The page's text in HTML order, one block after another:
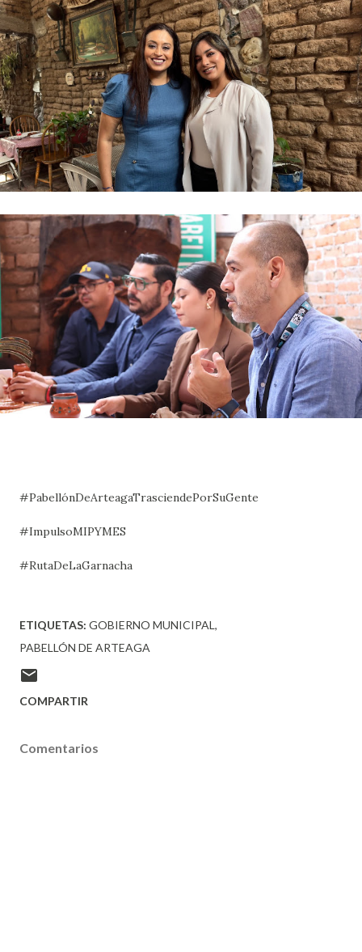
#PabellónDeArteagaTrasciendePorSuGente
#ImpulsoMIPYMES
#RutaDeLaGarnacha
ETIQUETAS: GOBIERNO MUNICIPAL
PABELLÓN DE ARTEAGA
COMPARTIR
Comentarios